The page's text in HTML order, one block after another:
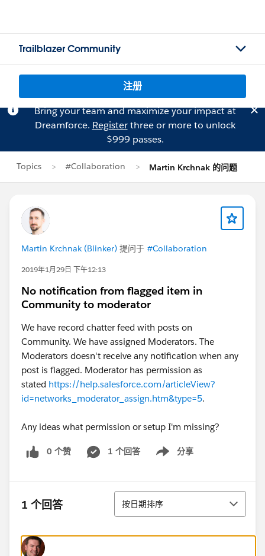
Trailblazer Community
注册
Bring your team and maximize your impact at
Dreamforce. Registerthree or more to unlock
$999 passes.
Topics #Collaboration Martin Krchnak 的问题
Martin Krchnak (Blinker) 提问于 #Collaboration
2019年1月29日 下午12:13
No notification from flagged item in
Community to moderator
We have record chatter feed with posts on
Community. We have assigned Moderators. The
Moderators doesn't receive any notification when any
post is flagged. Moderator has permission as
stated https://help.salesforce.com/articleView?
id=networks_moderator_assign.htm&type=5.
Any ideas what permission or setup I'm missing?
0 个赞 1 个回答 分享
Show menu
1 个回答 排序
按日期排序